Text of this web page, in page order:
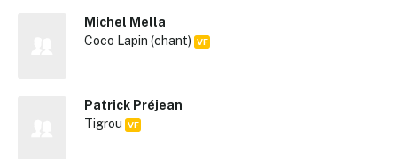
Michel Mella
Coco Lapin (chant) VF
Patrick Préjean
Tigrou VF